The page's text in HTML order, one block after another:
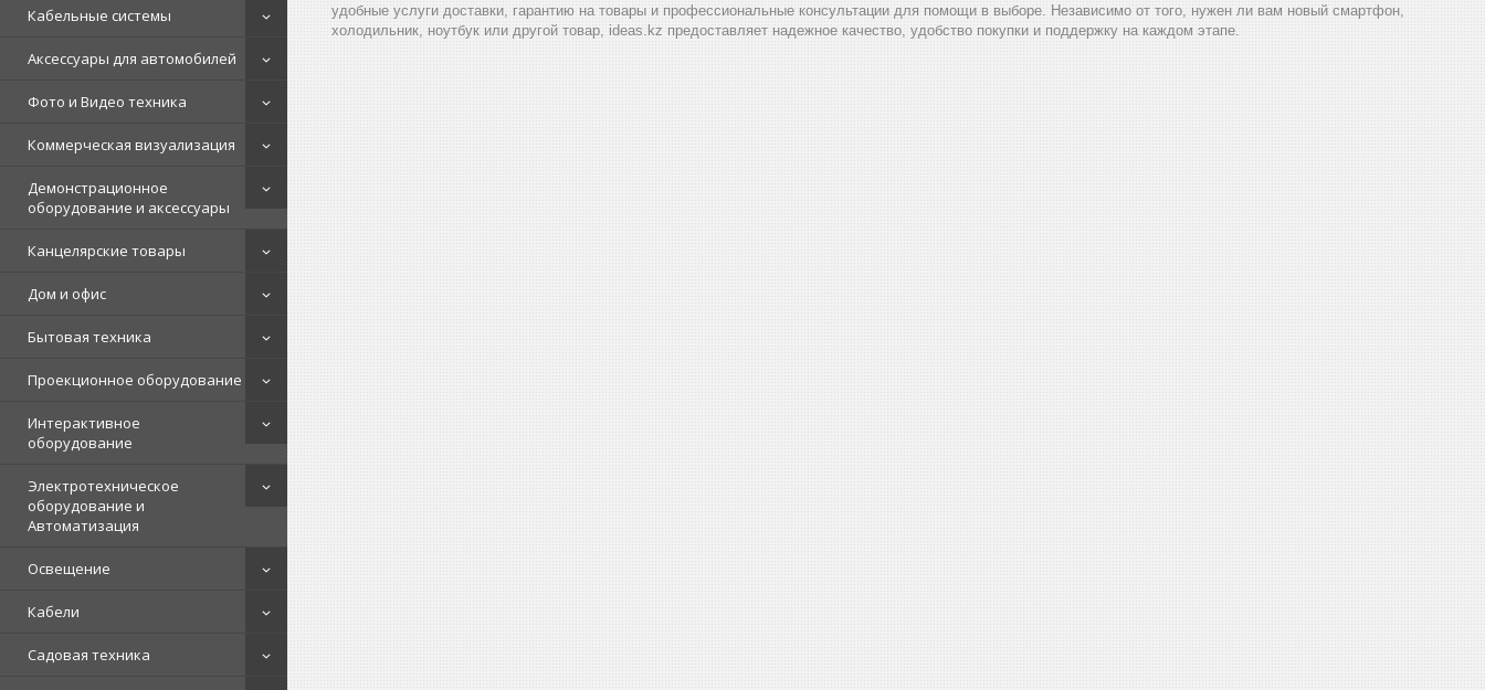
Кабельные системы
Аксессуары для автомобилей
Фото и Видео техника
Коммерческая визуализация
Демонстрационное
оборудование и аксессуары
Канцелярские товары
Дом и офис
Бытовая техника
Проекционное оборудование
Интерактивное
оборудование
Электротехническое
оборудование и
Автоматизация
Освещение
Кабели
Садовая техника
удобные услуги доставки, гарантию на товары и профессиональные консультации для помощи в выборе. Независимо от того, нужен ли вам новый смартфон,
холодильник, ноутбук или другой товар, ideas.kz предоставляет надежное качество, удобство покупки и поддержку на каждом этапе.